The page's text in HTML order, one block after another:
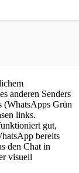
anderen Senders
(WhatsApps Grün
links.
gut,
bereits
den Chat in
visuell